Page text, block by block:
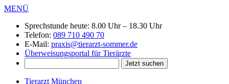
MENÜ
Sprechstunde heute: 8.00 Uhr – 18.30 Uhr
Telefon: 089 710 490 70
E-Mail: praxis@tierarzt-sommer.de
Überweisungsportal für Tierärzte
Tierarzt München